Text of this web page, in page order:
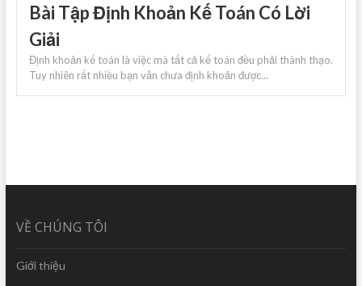
Bài Tập Định Khoản Kế Toán Có Lời
Giải
Định khoản kế toán là việc mà tất cả kế toán đều phải thành thạo.
Tuy nhiên rất nhiều bạn vẫn chưa định khoản được...
VỀ CHÚNG TÔI
Giới thiệu